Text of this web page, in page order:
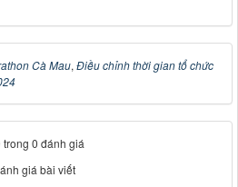
Cà Mau, Điều chỉnh thời gian tổ chức
0 đánh giá
giá bài viết